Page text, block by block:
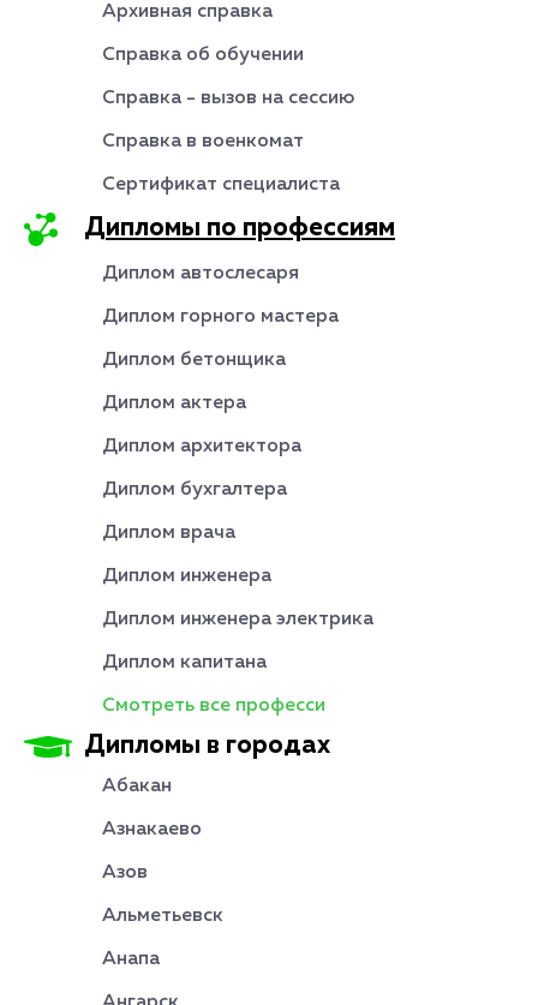
Архивная справка
Справка об обучении
Справка - вызов на сессию
Справка в военкомат
Сертификат специалиста
Дипломы по профессиям
Диплом автослесаря
Диплом горного мастера
Диплом бетонщика
Диплом актера
Диплом архитектора
Диплом бухгалтера
Диплом врача
Диплом инженера
Диплом инженера электрика
Диплом капитана
Смотреть все професси
Дипломы в городах
Абакан
Азнакаево
Азов
Альметьевск
Анапа